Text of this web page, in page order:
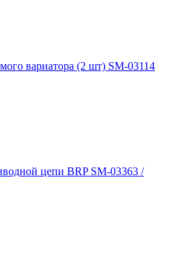
вариатора (2 шт) SM-03114
цепи BRP SM-03363 /